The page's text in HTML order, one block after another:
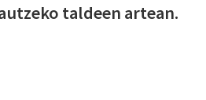
taldeen artean.